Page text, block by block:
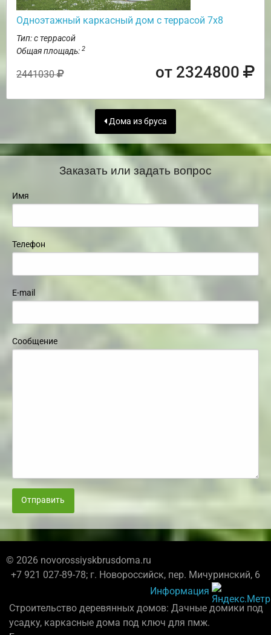
Одноэтажный каркасный дом с террасой 7х8
Тип: с террасой
Общая площадь: 2
2441030 от 2324800
Дома из бруса
Заказать или задать вопрос
Имя
Телефон
E-mail
Сообщение
Отправить
© 2026 novorossiyskbrusdoma.ru
+7 921 027-89-78; г. Новороссийск, пер. Мичуринский, 6
Информация
Строительство деревянных домов: Дачные домики под
усадку, каркасные дома под ключ для пмж.